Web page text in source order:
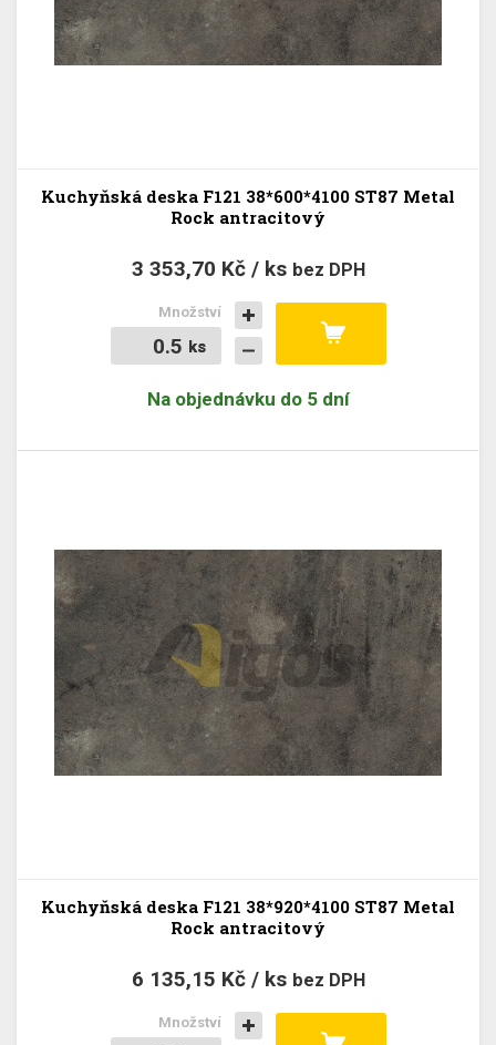
Kuchyňská deska F121 38*600*4100 ST87 Metal
Rock antracitový
3 353,70 Kč / ks bez DPH
ks
ks
Množství
Na objednávku do 5 dní
Kuchyňská deska F121 38*920*4100 ST87 Metal
Rock antracitový
6 135,15 Kč / ks bez DPH
Množství